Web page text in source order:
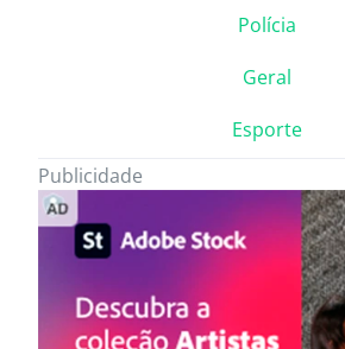
Polícia
Geral
Esporte
Publicidade